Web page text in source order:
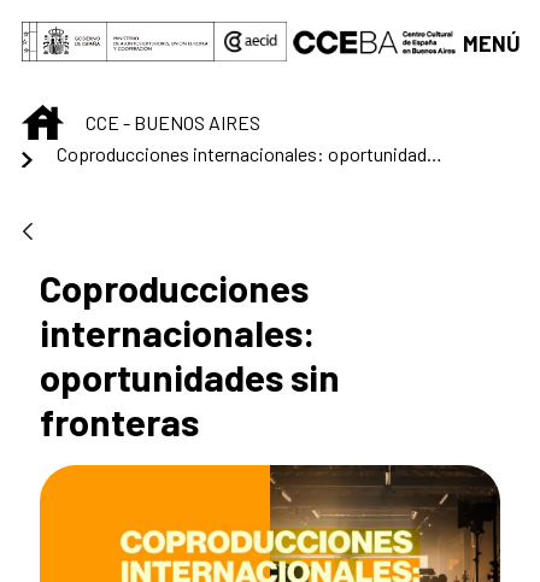
Saltar al contenido principal
MENÚ
INICIOCCE - BUENOS AIRES
Coproducciones internacionales: oportunidades sin fronteras
Coproducciones
internacionales:
oportunidades sin
fronteras